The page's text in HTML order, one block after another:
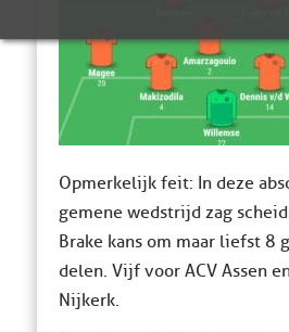
Opmerkelijk feit: In deze
gemene wedstrijd zag
Brake kans om maar liefst 8
delen. Vijf voor ACV Assen
Nijkerk.